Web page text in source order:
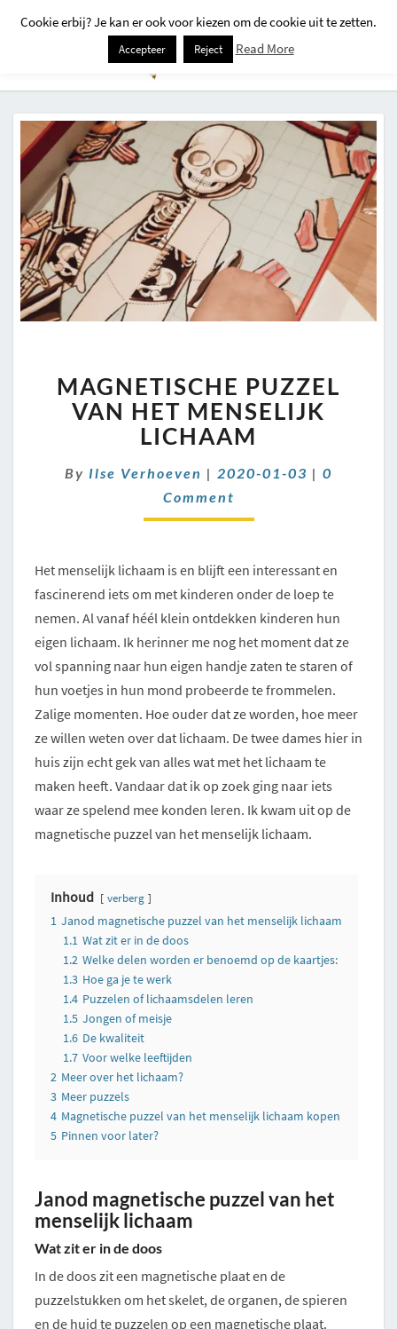
PUZZEL
VAN
HET
MENSELIJK
MAGNETISCHE PUZZEL
VAN HET MENSELIJK
LICHAAM
By Ilse Verhoeven | 2020-01-03 | 0
Comment
Het menselijk lichaam is en blijft een interessant en
fascinerend iets om met kinderen onder de loep te
nemen. Al vanaf héél klein ontdekken kinderen hun
eigen lichaam. Ik herinner me nog het moment dat ze
vol spanning naar hun eigen handje zaten te staren of
hun voetjes in hun mond probeerde te frommelen.
Zalige momenten. Hoe ouder dat ze worden, hoe meer
ze willen weten over dat lichaam. De twee dames hier in
huis zijn echt gek van alles wat met het lichaam te
maken heeft. Vandaar dat ik op zoek ging naar iets
waar ze spelend mee konden leren. Ik kwam uit op de
magnetische puzzel van het menselijk lichaam.
Inhoud verberg
1 Janod magnetische puzzel van het menselijk lichaam
1.1 Wat zit er in de doos
1.2 Welke delen worden er benoemd op de kaartjes:
1.3 Hoe ga je te werk
1.4 Puzzelen of lichaamsdelen leren
1.5 Jongen of meisje
1.6 De kwaliteit
1.7 Voor welke leeftijden
2 Meer over het lichaam?
3 Meer puzzels
4 Magnetische puzzel van het menselijk lichaam kopen
5 Pinnen voor later?
Janod magnetische puzzel van het
menselijk lichaam
Wat zit er in de doos
In de doos zit een magnetische plaat en de
puzzelstukken om het skelet, de organen, de spieren
en de huid te puzzelen op een magnetische plaat.
Cookie erbij? Je kan er ook voor kiezen om de cookie uit te zetten.
Accepteer Reject Read More